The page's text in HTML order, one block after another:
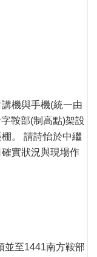
機與手機(統一由
鞍部(制高點)架設
。 請詩怡於中繼
實狀況與現場作
並至1441南方鞍部